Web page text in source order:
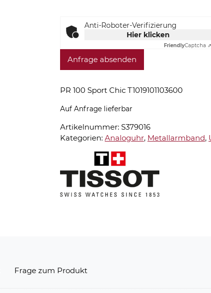
Anti-Roboter-Verifizierung
Hier klicken
FriendlyCaptcha ⇗
Anfrage absenden
PR 100 Sport Chic T1019101103600
Auf Anfrage lieferbar
Artikelnummer: S379016
Kategorien: Analoguhr, Metallarmband,
Frage zum Produkt